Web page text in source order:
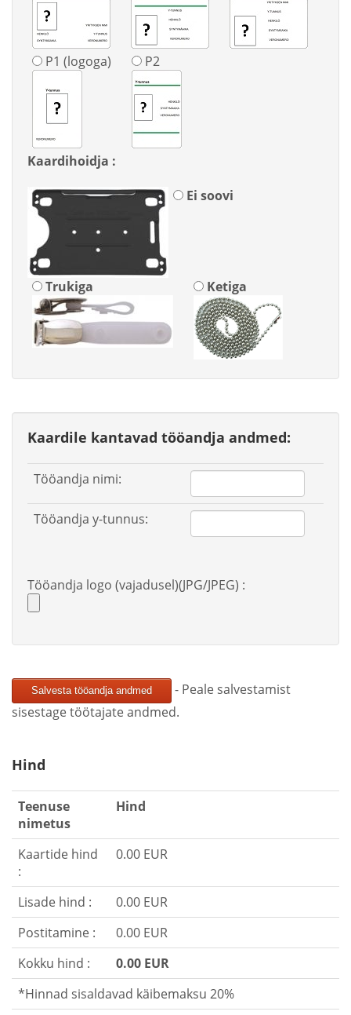
P1 (logoga) P2
Kaardihoidja :
Ei soovi
Trukiga Ketiga
Kaardile kantavad tööandja andmed:
Tööandja nimi:
Tööandja y-tunnus:
Tööandja logo (vajadusel)(JPG/JPEG) :
- Peale salvestamist
sisestage töötajate andmed.
Hind
Teenuse
nimetus
Hind
Kaartide hind
:
0.00 EUR
Lisade hind :
0.00 EUR
Postitamine :
0.00 EUR
Kokku hind :
0.00 EUR
*Hinnad sisaldavad käibemaksu 20%